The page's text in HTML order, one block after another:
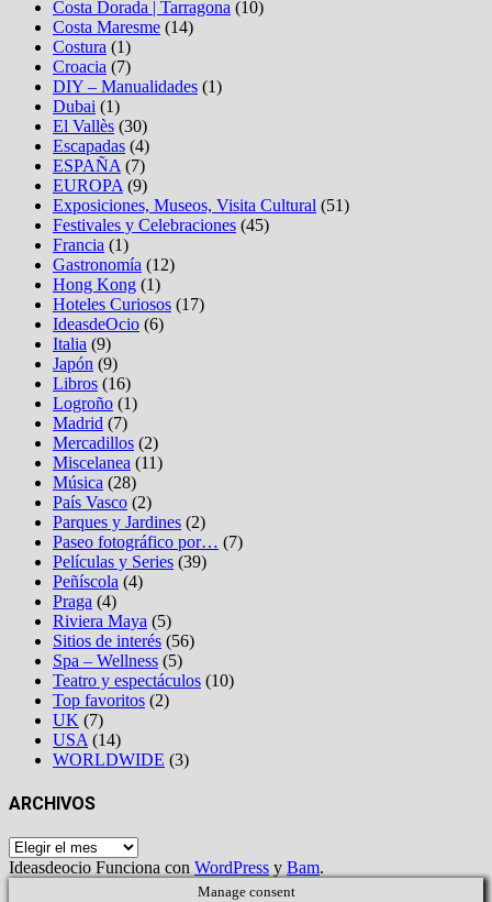
Costa Dorada | Tarragona (10)
Costa Maresme (14)
Costura (1)
Croacia (7)
DIY – Manualidades (1)
Dubai (1)
El Vallès (30)
Escapadas (4)
ESPAÑA (7)
EUROPA (9)
Exposiciones, Museos, Visita Cultural (51)
Festivales y Celebraciones (45)
Francia (1)
Gastronomía (12)
Hong Kong (1)
Hoteles Curiosos (17)
IdeasdeOcio (6)
Italia (9)
Japón (9)
Libros (16)
Logroño (1)
Madrid (7)
Mercadillos (2)
Miscelanea (11)
Música (28)
País Vasco (2)
Parques y Jardines (2)
Paseo fotográfico por… (7)
Películas y Series (39)
Peñíscola (4)
Praga (4)
Riviera Maya (5)
Sitios de interés (56)
Spa – Wellness (5)
Teatro y espectáculos (10)
Top favoritos (2)
UK (7)
USA (14)
WORLDWIDE (3)
ARCHIVOS
Archivos
Ideasdeocio Funciona con WordPress y Bam.
Manage consent